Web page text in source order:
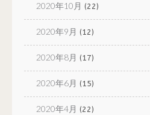
2020年10月 (22)
2020年9月 (12)
2020年8月 (17)
2020年6月 (15)
2020年4月 (22)